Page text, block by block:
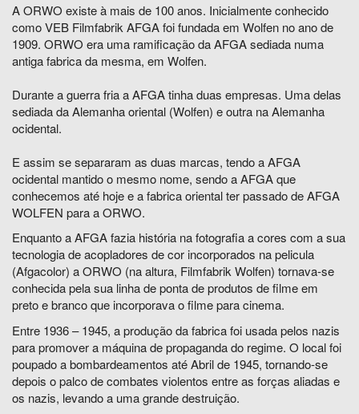
A ORWO existe à mais de 100 anos. Inicialmente conhecido
como VEB Filmfabrik AFGA foi fundada em Wolfen no ano de
1909. ORWO era uma ramificação da AFGA sediada numa
antiga fabrica da mesma, em Wolfen.
Durante a guerra fria a AFGA tinha duas empresas. Uma delas
sediada da Alemanha oriental (Wolfen) e outra na Alemanha
ocidental.
E assim se separaram as duas marcas, tendo a AFGA
ocidental mantido o mesmo nome, sendo a AFGA que
conhecemos até hoje e a fabrica oriental ter passado de AFGA
WOLFEN para a ORWO.
Enquanto a AFGA fazia história na fotografia a cores com a sua
tecnologia de acopladores de cor incorporados na pelicula
(Afgacolor) a ORWO (na altura, Filmfabrik Wolfen) tornava-se
conhecida pela sua linha de ponta de produtos de filme em
preto e branco que incorporava o filme para cinema.
Entre 1936 – 1945, a produção da fabrica foi usada pelos nazis
para promover a máquina de propaganda do regime. O local foi
poupado a bombardeamentos até Abril de 1945, tornando-se
depois o palco de combates violentos entre as forças aliadas e
os nazis, levando a uma grande destruição.